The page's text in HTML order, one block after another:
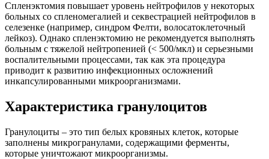
Спленэктомия повышает уровень нейтрофилов у некоторых
больных со спленомегалией и секвестрацией нейтрофилов в
селезенке (например, синдром Фелти, волосатоклеточный
лейкоз). Однако спленэктомию не рекомендуется выполнять
больным с тяжелой нейтропенией (< 500/мкл) и серьезными
воспалительными процессами, так как эта процедура
приводит к развитию инфекционных осложнений
инкапсулированными микроорганизмами.
Характеристика гранулоцитов
Гранулоциты – это тип белых кровяных клеток, которые
заполнены микрогранулами, содержащими ферменты,
которые уничтожают микроорганизмы.